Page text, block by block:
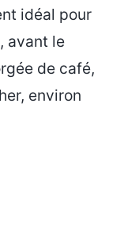
idéal pour
avant le
de café,
environ